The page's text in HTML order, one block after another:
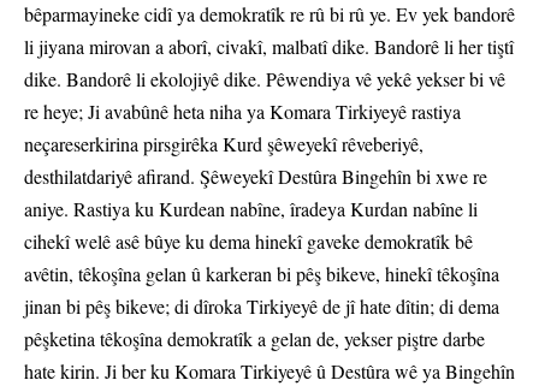
bêparmayineke cidî ya demokratîk re rû bi rû ye. Ev yek bandorê
li jiyana mirovan a aborî, civakî, malbatî dike. Bandorê li her tiştî
dike. Bandorê li ekolojiyê dike. Pêwendiya vê yekê yekser bi vê
re heye; Ji avabûnê heta niha ya Komara Tirkiyeyê rastiya
neçareserkirina pirsgirêka Kurd şêweyekî rêveberiyê,
desthilatdariyê afirand. Şêweyekî Destûra Bingehîn bi xwe re
aniye. Rastiya ku Kurdean nabîne, îradeya Kurdan nabîne li
cihekî welê asê bûye ku dema hinekî gaveke demokratîk bê
avêtin, têkoşîna gelan û karkeran bi pêş bikeve, hinekî têkoşîna
jinan bi pêş bikeve; di dîroka Tirkiyeyê de jî hate dîtin; di dema
pêşketina têkoşîna demokratîk a gelan de, yekser piştre darbe
hate kirin. Ji ber ku Komara Tirkiyeyê û Destûra wê ya Bingehîn